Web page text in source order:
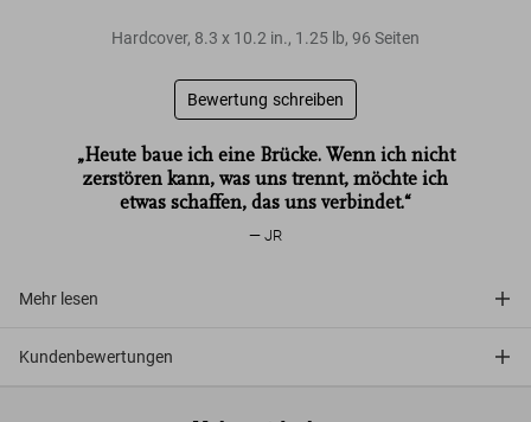
Hardcover, 8.3 x 10.2 in., 1.25 lb, 96 Seiten
Bewertung schreiben
„Heute baue ich eine Brücke. Wenn ich nicht
zerstören kann, was uns trennt, möchte ich
etwas schaffen, das uns verbindet.“
JR
Mehr lesen
Kundenbewertungen